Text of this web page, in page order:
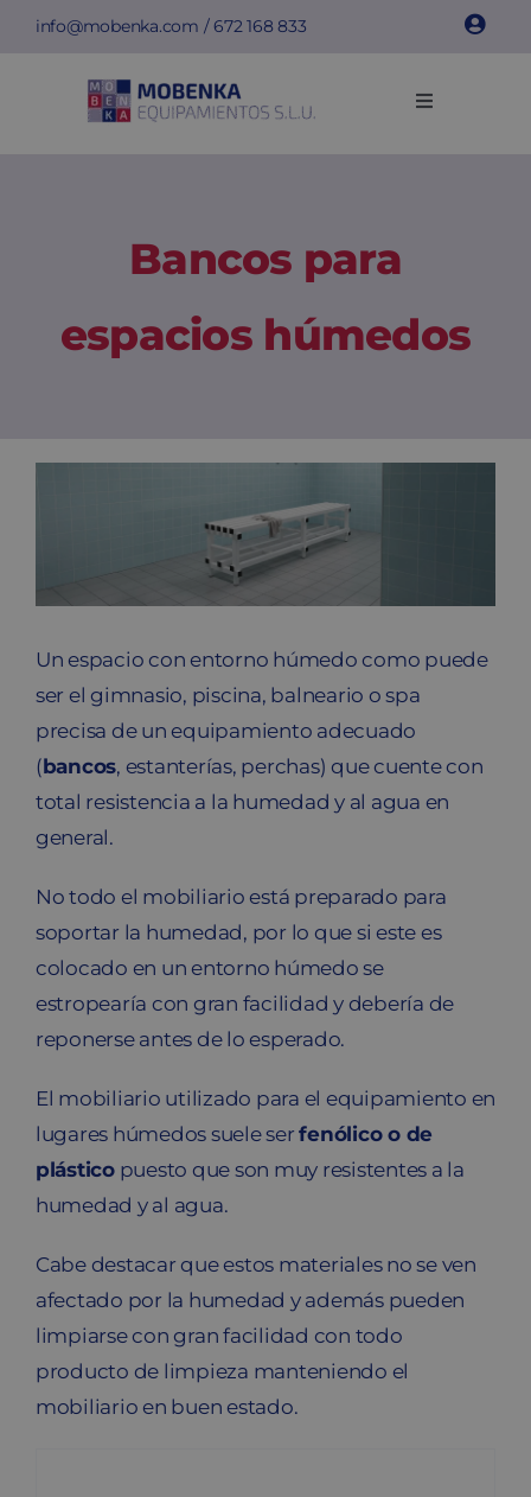
Saltar
contenido
info@mobenka.com /672 168 833
Toggle
Carrito
Bancos para
espacios húmedos
Un espacio con entorno húmedo como puede
ser el gimnasio, piscina, balneario o spa
precisa de un equipamiento adecuado
(bancos, estanterías, perchas) que cuente con
total resistencia a la humedad y al agua en
general.
No todo el mobiliario está preparado para
soportar la humedad, por lo que si este es
colocado en un entorno húmedo se
estropearía con gran facilidad y debería de
reponerse antes de lo esperado.
El mobiliario utilizado para el equipamiento en
lugares húmedos suele serfenólico o de
plásticopuesto que son muy resistentes a la
humedad y al agua.
Cabe destacar que estos materiales no se ven
afectado por la humedad y además pueden
limpiarse con gran facilidad con todo
producto de limpieza manteniendo el
mobiliario en buen estado.